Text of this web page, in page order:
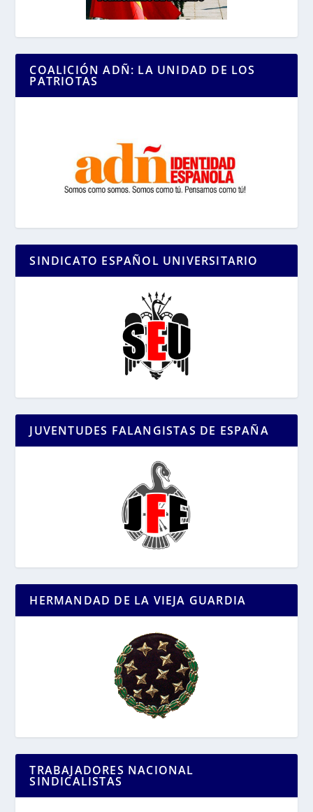
COALICIÓN ADÑ: LA UNIDAD DE LOS
PATRIOTAS
SINDICATO ESPAÑOL UNIVERSITARIO
JUVENTUDES FALANGISTAS DE ESPAÑA
HERMANDAD DE LA VIEJA GUARDIA
TRABAJADORES NACIONAL
SINDICALISTAS